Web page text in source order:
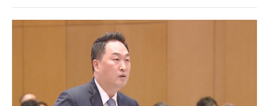
trình thu hút sự tham gia của đông đảo đại biểu đến
từ các cơ quan quản lý nhà nước, đơn vị nghiên cứu,
doanh nghiệp, hợp tác xã và nông dân đang trực
tiếp triển khai mô hình sản xuất lúa phát thải thấp.